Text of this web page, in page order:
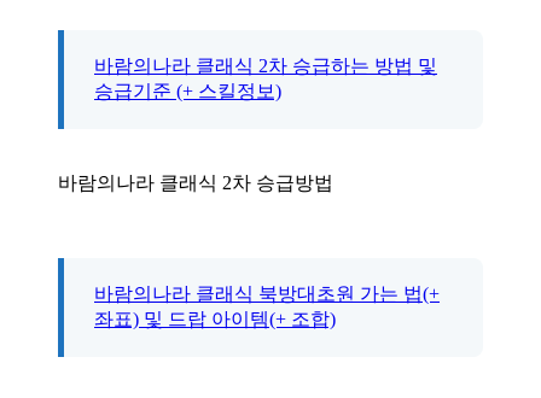
바람의나라 클래식 2차 승급하는 방법 및
승급기준 (+ 스킬정보)
바람의나라 클래식 2차 승급방법
바람의나라 클래식 북방대초원 가는 법(+
좌표) 및 드랍 아이템(+ 조합)